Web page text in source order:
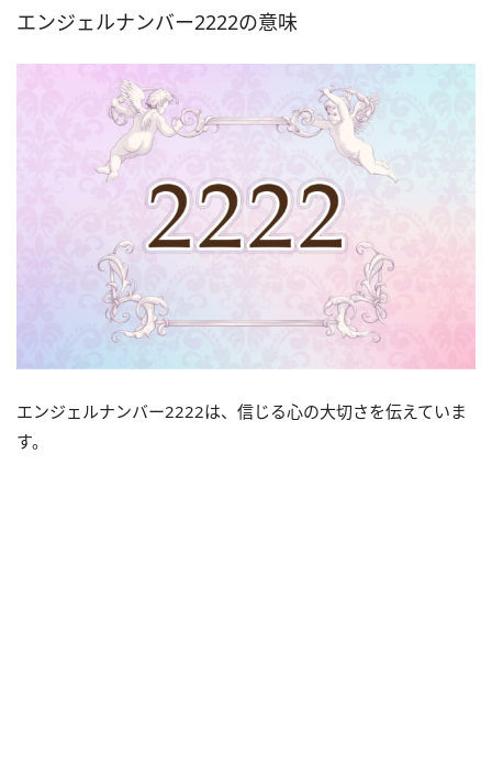
エンジェルナンバー2222の意味
エンジェルナンバー2222は、信じる心の大切さを伝えていま
す。